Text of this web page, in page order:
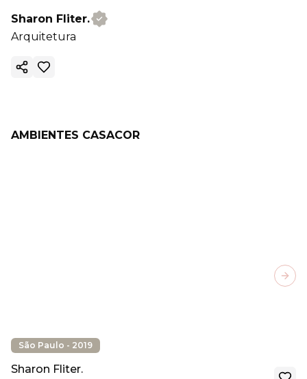
Sharon Fliter.
Arquitetura
Copiar enlace
AMBIENTES CASACOR
São Paulo - 2019
Sharon Fliter.